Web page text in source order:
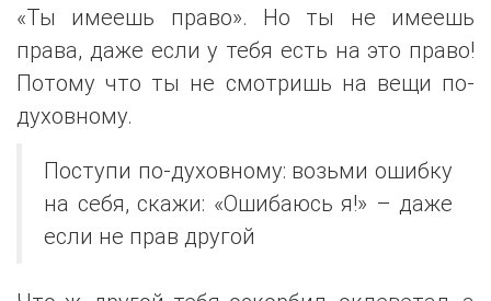
«Ты имеешь право». Но ты не имеешь
права, даже если у тебя есть на это право!
Потому что ты не смотришь на вещи по-
духовному.
Поступи по-духовному: возьми ошибку
на себя, скажи: «Ошибаюсь я!» – даже
если не прав другой